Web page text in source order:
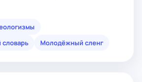
словарь
Молодёжный сленг